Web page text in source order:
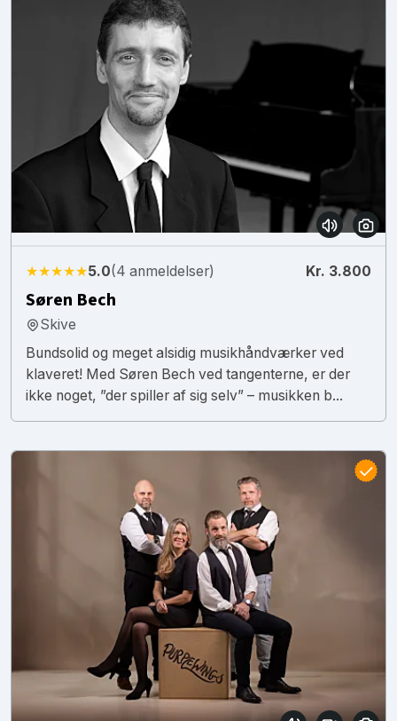
★★★★★5.0(4 anmeldelser) Kr. 3.800
Søren Bech
Skive
Bundsolid og meget alsidig musikhåndværker ved
klaveret! Med Søren Bech ved tangenterne, er der
ikke noget, ”der spiller af sig selv” – musikken b...